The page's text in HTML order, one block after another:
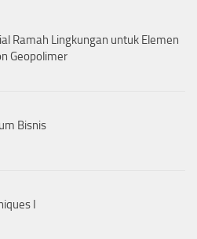
Ramah Lingkungan untuk Elemen
Geopolimer
Bisnis
I